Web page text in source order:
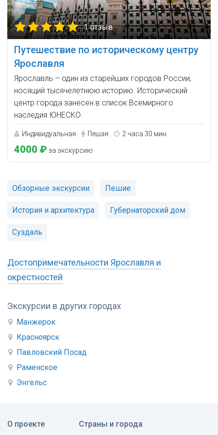
Экскурсии в других городах
Манжерок
Красноярск
Павловский Посад
Раменское
Энгельс
1 отзыв
Путешествие по историческому центру
Ярославля
Ярославль – один из старейших городов России,
носящий тысячелетнюю историю. Исторический
центр города занесен в список Всемирного
наследия ЮНЕСКО.
Индивидуальная Пешая 2 часа 30 мин.
4000 ₽ за экскурсию
Обзорные экскурсии Пешие
История и архитектура Губернаторский дом
Суздаль
Достопримечательности Ярославля и
окрестностей
О проекте Страны и города